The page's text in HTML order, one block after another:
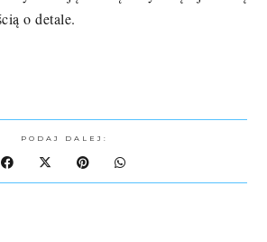
o detale.
PODAJ DALEJ: